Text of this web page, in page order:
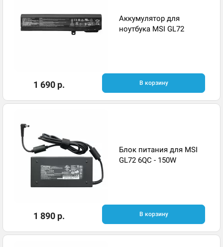
Аккумулятор для
ноутбука MSI GL72
1 690 р. В корзину
Блок питания для MSI
GL72 6QC - 150W
1 890 р. В корзину